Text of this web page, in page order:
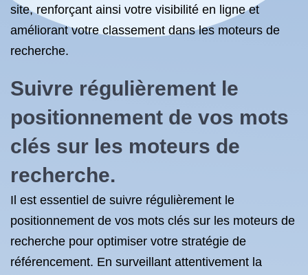
site, renforçant ainsi votre visibilité en ligne et
améliorant votre classement dans les moteurs de
recherche.
Suivre régulièrement le
positionnement de vos mots
clés sur les moteurs de
recherche.
Il est essentiel de suivre régulièrement le
positionnement de vos mots clés sur les moteurs de
recherche pour optimiser votre stratégie de
référencement. En surveillant attentivement la